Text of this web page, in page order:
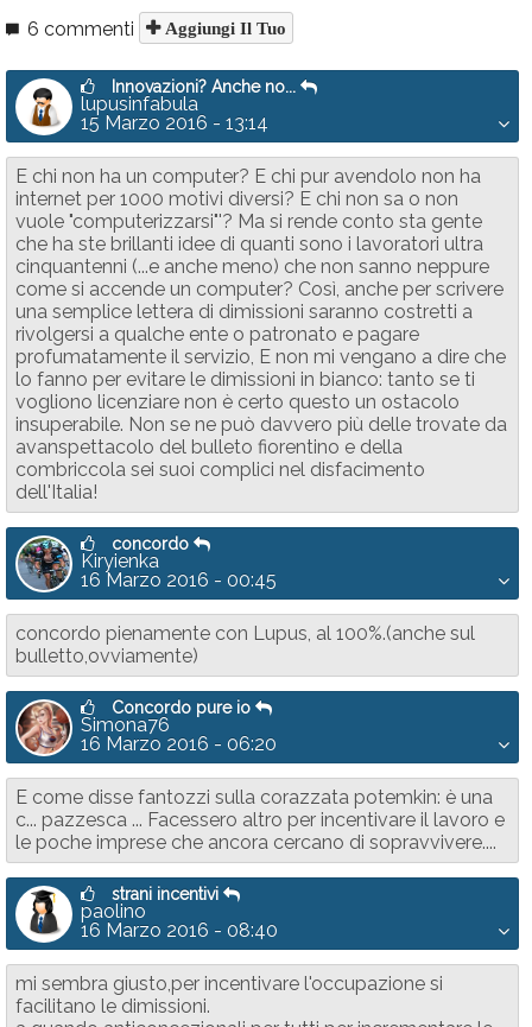
6 commenti Aggiungi Il Tuo
Innovazioni? Anche no...
lupusinfabula
15 Marzo 2016 - 13:14
E chi non ha un computer? E chi pur avendolo non ha
internet per 1000 motivi diversi? E chi non sa o non
vuole "computerizzarsi"'? Ma si rende conto sta gente
che ha ste brillanti idee di quanti sono i lavoratori ultra
cinquantenni (...e anche meno) che non sanno neppure
come si accende un computer? Così, anche per scrivere
una semplice lettera di dimissioni saranno costretti a
rivolgersi a qualche ente o patronato e pagare
profumatamente il servizio, E non mi vengano a dire che
lo fanno per evitare le dimissioni in bianco: tanto se ti
vogliono licenziare non è certo questo un ostacolo
insuperabile. Non se ne può davvero più delle trovate da
avanspettacolo del bulleto fiorentino e della
combriccola sei suoi complici nel disfacimento
dell'Italia!
concordo
Kiryienka
16 Marzo 2016 - 00:45
concordo pienamente con Lupus, al 100%.(anche sul
bulletto,ovviamente)
Concordo pure io
Simona76
16 Marzo 2016 - 06:20
E come disse fantozzi sulla corazzata potemkin: è una
c... pazzesca ... Facessero altro per incentivare il lavoro e
le poche imprese che ancora cercano di sopravvivere....
strani incentivi
paolino
16 Marzo 2016 - 08:40
mi sembra giusto,per incentivare l'occupazione si
facilitano le dimissioni.